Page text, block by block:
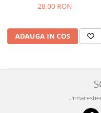
28,00 RON
ADAUGA IN COS